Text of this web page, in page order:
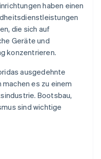
haben einen
die sich auf
Geräte und
konzentrieren.
ausgedehnte
es zu einem
Bootsbau,
sind wichtige